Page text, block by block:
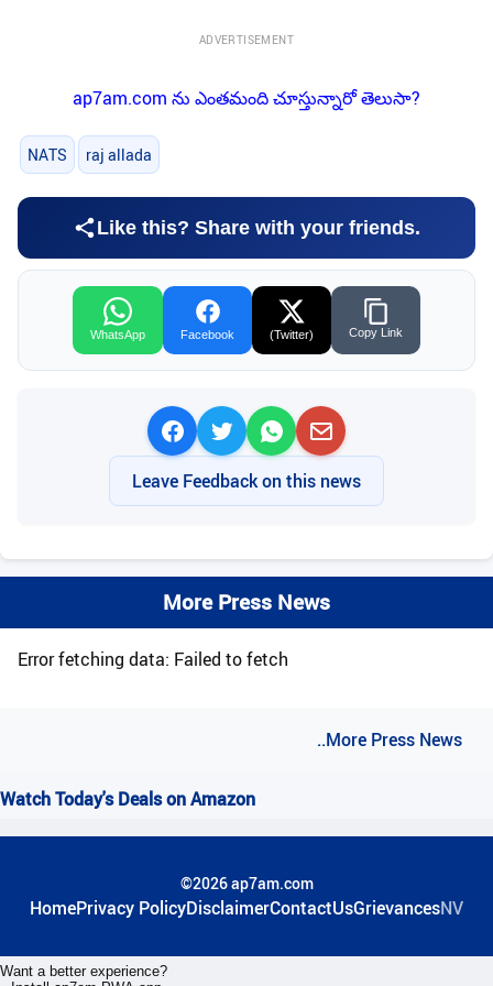
ADVERTISEMENT
ap7am.com ను ఎంతమంది చూస్తున్నారో తెలుసా?
NATS raj allada
Like this? Share with your friends.
WhatsApp Facebook (Twitter) Copy Link
Leave Feedback on this news
Watch Today's Deals on Amazon
More Press News
Error fetching data: Failed to fetch
..More Press News
©2026 ap7am.com
HomePrivacy PolicyDisclaimerContactUsGrievancesNV
Want a better experience?